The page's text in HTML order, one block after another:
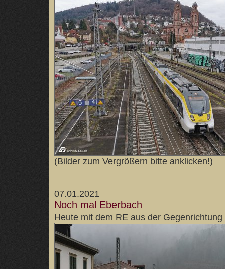
(Bilder zum Vergrößern bitte anklicken!)
07.01.2021
Noch mal Eberbach
Heute mit dem RE aus der